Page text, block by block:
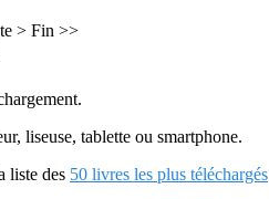
> Fin >>
liseuse, tablette ou smartphone.
liste des 50 livres les plus téléchargés